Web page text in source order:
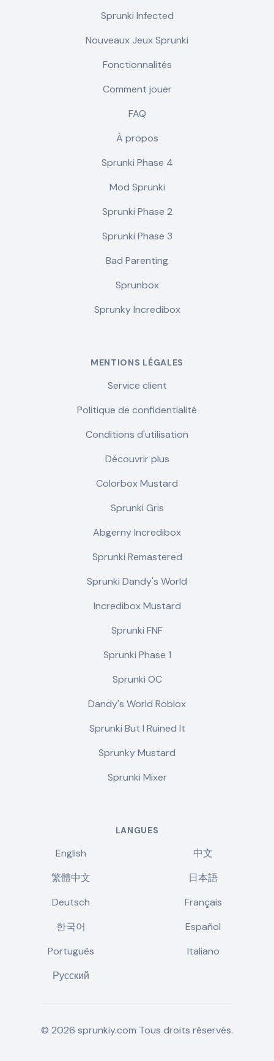
Sprunki Infected
Nouveaux Jeux Sprunki
Fonctionnalités
Comment jouer
FAQ
À propos
Sprunki Phase 4
Mod Sprunki
Sprunki Phase 2
Sprunki Phase 3
Bad Parenting
Sprunbox
Sprunky Incredibox
MENTIONS LÉGALES
Service client
Politique de confidentialité
Conditions d'utilisation
Découvrir plus
Colorbox Mustard
Sprunki Gris
Abgerny Incredibox
Sprunki Remastered
Sprunki Dandy's World
Incredibox Mustard
Sprunki FNF
Sprunki Phase 1
Sprunki OC
Dandy's World Roblox
Sprunki But I Ruined It
Sprunky Mustard
Sprunki Mixer
LANGUES
English
中文
繁體中文
日本語
Deutsch
Français
한국어
Español
Português
Italiano
Русский
© 2026 sprunkiy.com Tous droits réservés.